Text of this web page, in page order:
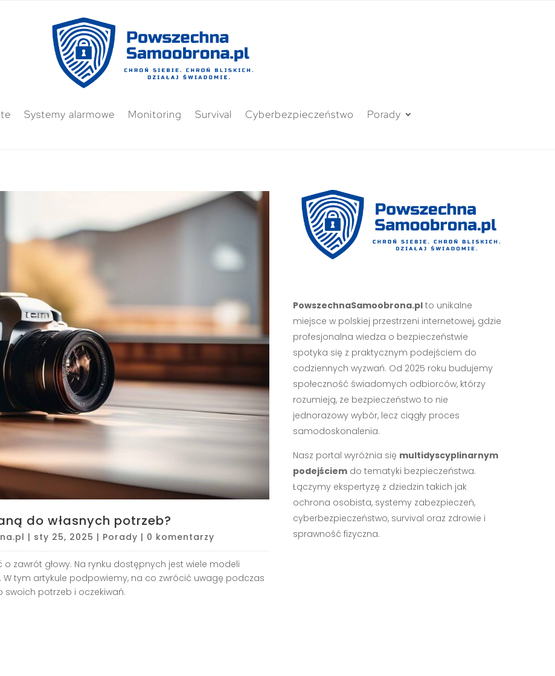
Systemy alarmowe Monitoring Survival Cyberbezpieczeństwo Porady
do własnych potrzeb?
| sty 25, 2025 | Porady | 0 komentarzy
zawrót głowy. Na rynku dostępnych jest wiele modeli
tym artykule podpowiemy, na co zwrócić uwagę podczas
potrzeb i oczekiwań.
PowszechnaSamoobrona.plto unikalne
miejsce w polskiej przestrzeni internetowej, gdzie
profesjonalna wiedza o bezpieczeństwie
spotyka się z praktycznym podejściem do
codziennych wyzwań. Od 2025 roku budujemy
społeczność świadomych odbiorców, którzy
rozumieją, że bezpieczeństwo to nie
jednorazowy wybór, lecz ciągły proces
samodoskonalenia.
Nasz portal wyróżnia się multidyscyplinarnym
podejściemdo tematyki bezpieczeństwa.
Łączymy ekspertyzę z dziedzin takich jak
ochrona osobista, systemy zabezpieczeń,
cyberbezpieczeństwo, survival oraz zdrowie i
sprawność fizyczna.